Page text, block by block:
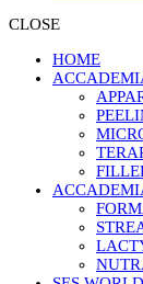
CLOSE
HOME